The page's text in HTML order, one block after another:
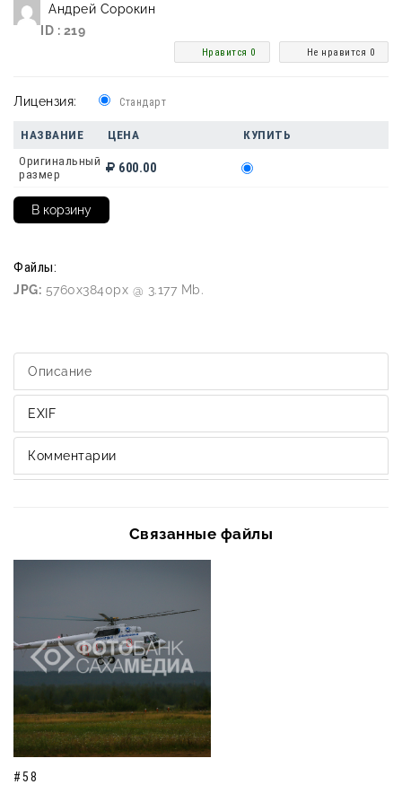
Андрей Сорокин
ID : 219
Не нравится 0
Нравится 0
Лицензия: Стандарт
НАЗВАНИЕ ЦЕНА
КУПИТЬ
Оригинальный
размер
600.00
Файлы:
JPG: 5760x3840px @ 3.177 Mb.
Описание
EXIF
Комментарии
Связанные файлы
#58